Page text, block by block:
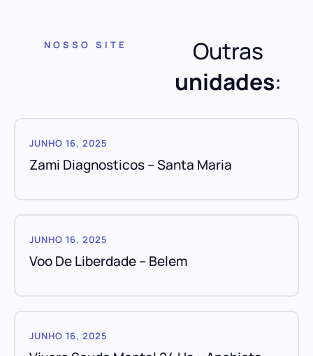
NOSSO SITE
Outras
unidades:
JUNHO 16, 2025
Zami Diagnosticos – Santa Maria
JUNHO 16, 2025
Voo De Liberdade – Belem
JUNHO 16, 2025